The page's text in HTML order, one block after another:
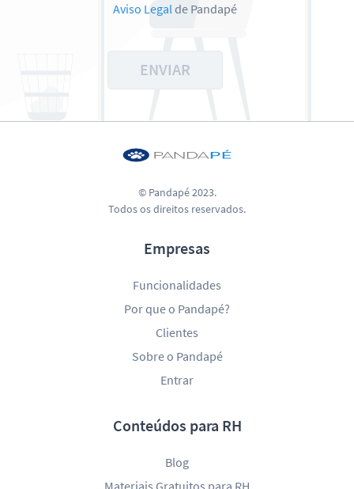
Aviso Legalde Pandapé
ENVIAR
© Pandapé 2023.
Todos os direitos reservados.
Empresas
Funcionalidades
Por que o Pandapé?
Clientes
Sobre o Pandapé
Entrar
Conteúdos para RH
Blog
Materiais Gratuitos para RH